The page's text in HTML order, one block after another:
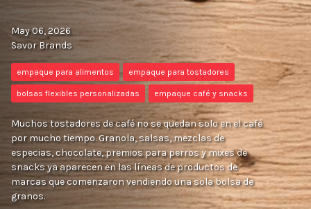
May 06, 2026
Savor Brands
empaque para alimentos empaque para tostadores
bolsas flexibles personalizadas empaque café y snacks
Muchos tostadores de café no se quedan solo en el café
por mucho tiempo. Granola, salsas, mezclas de
especias, chocolate, premios para perros y mixes de
snacks ya aparecen en las líneas de productos de
marcas que comenzaron vendiendo una sola bolsa de
granos.